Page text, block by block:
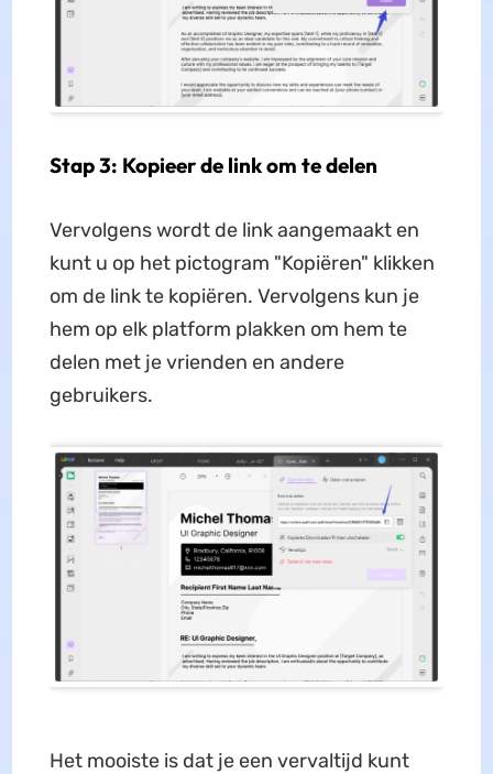
Stap 3: Kopieer de link om te delen
Vervolgens wordt de link aangemaakt en
kunt u op het pictogram "Kopiëren" klikken
om de link te kopiëren. Vervolgens kun je
hem op elk platform plakken om hem te
delen met je vrienden en andere
gebruikers.
Het mooiste is dat je een vervaltijd kunt